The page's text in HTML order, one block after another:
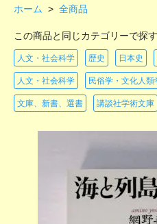
ホーム > 全商品
この商品と同じカテゴリーで探す
人文・社会科学 歴史 日本史
人文・社会科学 民俗学・文化人
文庫、新書、選書 講談社学術文庫